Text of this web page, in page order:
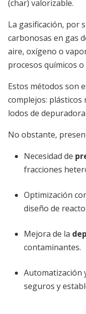
(char) valorizable.
La gasificación, por
carbonosas en gas
aire, oxígeno o
procesos químicos
Estos métodos son
complejos: plásticos
lodos de
No obstante,
Necesidad de
fracciones
Optimización
diseño de
Mejora de la
contaminantes.
Automatización
seguros y